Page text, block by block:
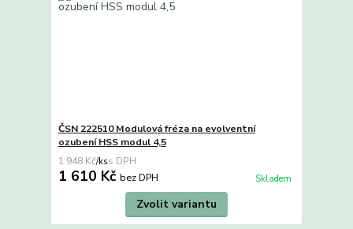
ČSN 222510 Modulová fréza na evolventní
ozubení HSS modul 4,5
1 948 Kč/ks
1 610 Kč bez DPH Skladem
Zvolit variantu